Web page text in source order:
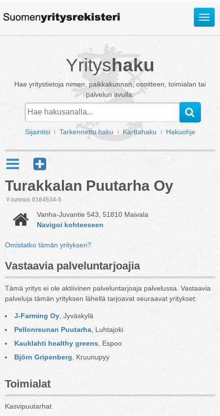
Avaa
Yrityshaku
Hae yritystietoja nimen, paikkakunnan, osoitteen, toimialan tai
palvelun avulla.
Sijaintisi Tarkennettu haku Karttahaku Hakuohje
Turakkalan Puutarha Oy
Y-tunnus 0164534-5
Vanha-Juvantie 543, 51810 Maivala
Navigoi kohteeseen
Omistatko tämän yrityksen?
Vastaavia palveluntarjoajia
Tämä yritys ei ole aktiivinen palveluntarjoaja palvelussa. Vastaavia
palveluja tämän yrityksen lähellä tarjoavat seuraavat yritykset:
J-Farming Oy , Jyväskylä
Pellonreunan Puutarha , Luhtajoki
Kauklahti healthy greens , Espoo
Björn Gripenberg , Kruunupyy
Toimialat
Kasvipuutarhat